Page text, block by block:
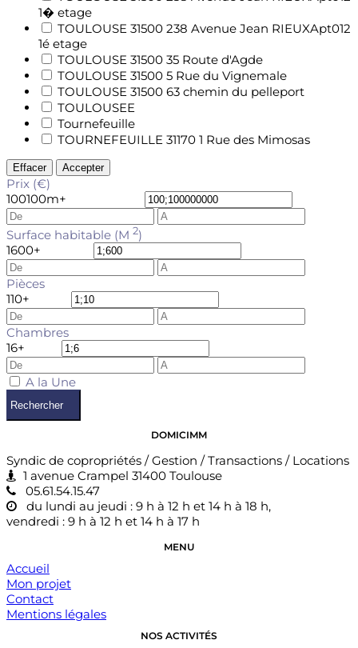
1� etage
TOULOUSE 31500 238 Avenue Jean RIEUXApt012
1é etage
TOULOUSE 31500 35 Route d'Agde
TOULOUSE 31500 5 Rue du Vignemale
TOULOUSE 31500 63 chemin du pelleport
TOULOUSEE
Tournefeuille
TOURNEFEUILLE 31170 1 Rue des Mimosas
Effacer Accepter
Prix (€)
100100m+
Surface habitable (M 2)
1600+
Pièces
110+
Chambres
16+
A la Une
Rechercher
DOMICIMM
Syndic de copropriétés / Gestion / Transactions / Locations
1 avenue Crampel 31400 Toulouse
05.61.54.15.47
du lundi au jeudi : 9 h à 12 h et 14 h à 18 h,
vendredi : 9 h à 12 h et 14 h à 17 h
MENU
Accueil
Mon projet
Contact
Mentions légales
NOS ACTIVITÉS